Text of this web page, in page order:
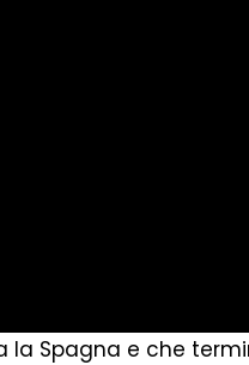
la Spagna e che